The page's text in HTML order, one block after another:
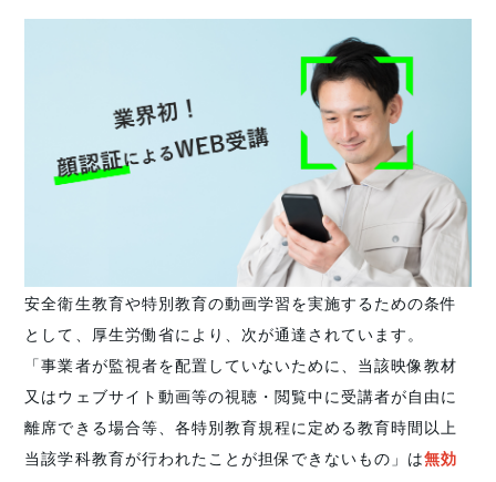
安全衛生教育や特別教育の動画学習を実施するための条件
として、厚生労働省により、次が通達されています。
「事業者が監視者を配置していないために、当該映像教材
又はウェブサイト動画等の視聴・閲覧中に受講者が自由に
離席できる場合等、各特別教育規程に定める教育時間以上
当該学科教育が行われたことが担保できないもの」は無効